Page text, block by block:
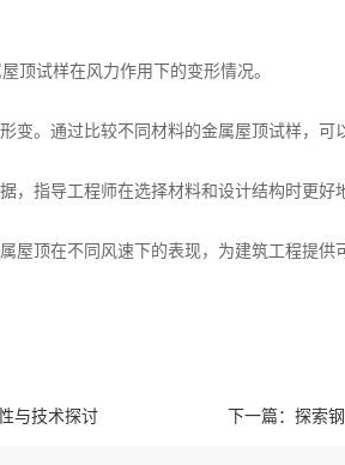
顶试样在风力作用下的变形情况。
。通过比较不同材料的金属屋顶试样，可
指导工程师在选择材料和设计结构时更好
屋顶在不同风速下的表现，为建筑工程提
与技术探讨 下一篇： 探索